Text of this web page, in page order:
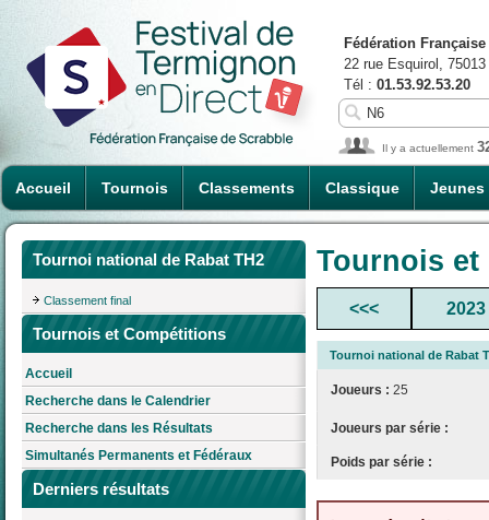
Accueil Tournois Classements Classique Jeunes
Fédération
22 rue Esquirol,
Tél : 01.53.92.53.20
Il y a actuellement
Tournoi national de Rabat TH2
Classement final
Tournois et Compétitions
Accueil
Recherche dans le Calendrier
Recherche dans les Résultats
Simultanés Permanents et Fédéraux
Derniers résultats
Tournois
<<< 2023
Tournoi national de Rabat
Joueurs : 25
Joueurs par série :
Poids par série :